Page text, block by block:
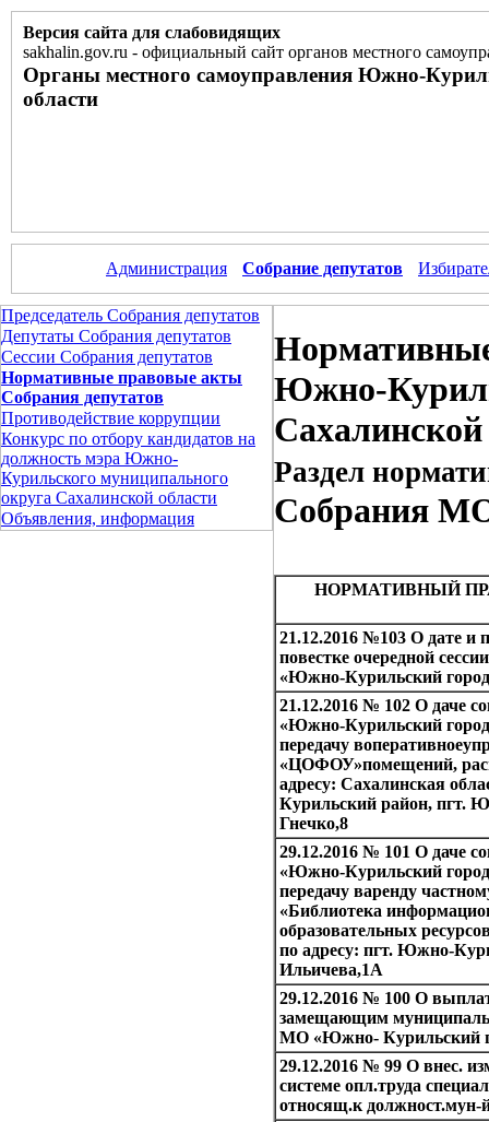
Версия сайта для слабовидящих
sakhalin.gov.ru - официальный сайт органов местного
Органы местного самоуправления Южно-
области
Администрация Собрание депутатов
Председатель Собрания депутатов
Депутаты Собрания депутатов
Сессии Собрания депутатов
Нормативные правовые акты
Собрания депутатов
Противодействие коррупции
Конкурс по отбору кандидатов на
должность мэра Южно-
Курильского муниципального
округа Сахалинской области
Объявления, информация
Южно-
Сахалинской
Раздел
Собрания МО
НОРМАТИВНЫЙ
21.12.2016 №103 О дате и
повестке очередной
«Южно-Курильский
21.12.2016 № 102 О даче
«Южно-Курильский
передачу
«ЦОФОУ»помещений,
адресу: Сахалинская
Курильский район, пгт.
Гнечко,8
29.12.2016 № 101 О даче
«Южно-Курильский
передачу варенду
«Библиотека
образовательных
по адресу: пгт. Южно-
Ильичева,1А
29.12.2016 № 100 О
замещающим
МО «Южно- Курильский
29.12.2016 № 99 О внес.
системе опл.труда
относящ.к